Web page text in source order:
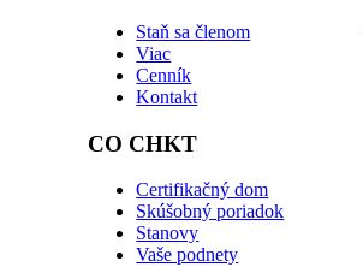
Staň sa členom
Viac
Cenník
Kontakt
CO CHKT
Certifikačný dom
Skúšobný poriadok
Stanovy
Vaše podnety